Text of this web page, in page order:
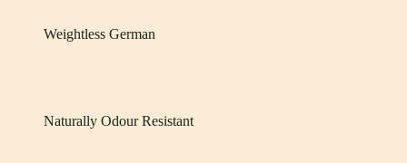
Weightless German
Naturally Odour Resistant